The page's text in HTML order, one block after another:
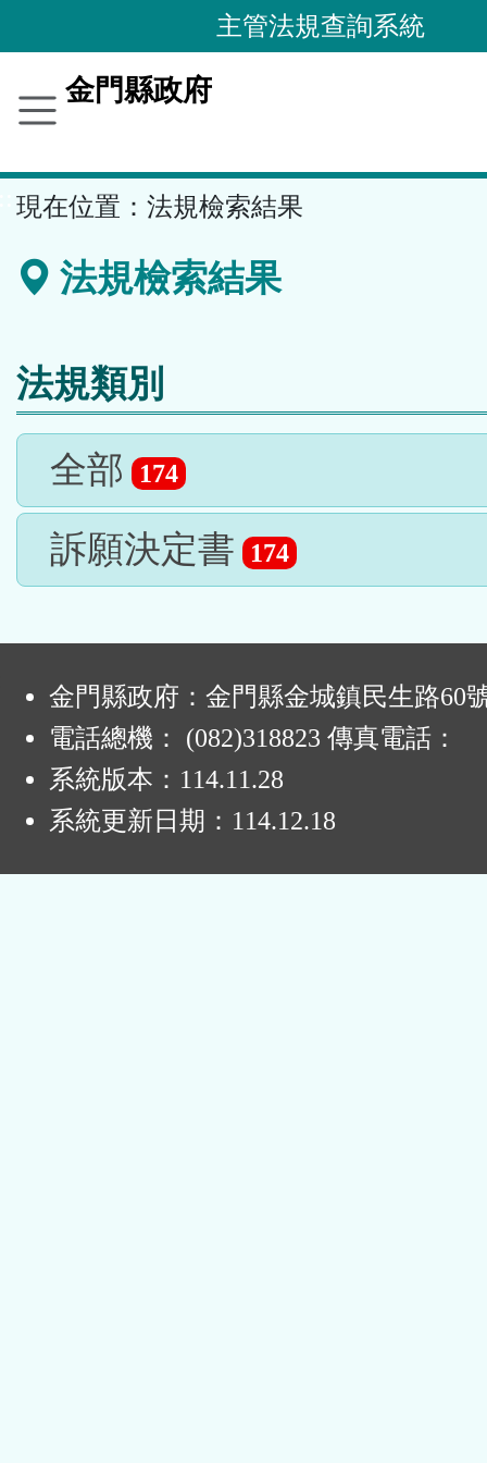
到
要
容
區
主管法規查詢系統
金門縣政府
現在位置： 法規檢索結果
法規檢索結果
法規類別
全部 174
訴願決定書 174
金門縣政府：金門縣金城鎮民生路60
電話總機： (082)318823 傳真電話：
系統版本： 114.11.28
系統更新日期： 114.12.18